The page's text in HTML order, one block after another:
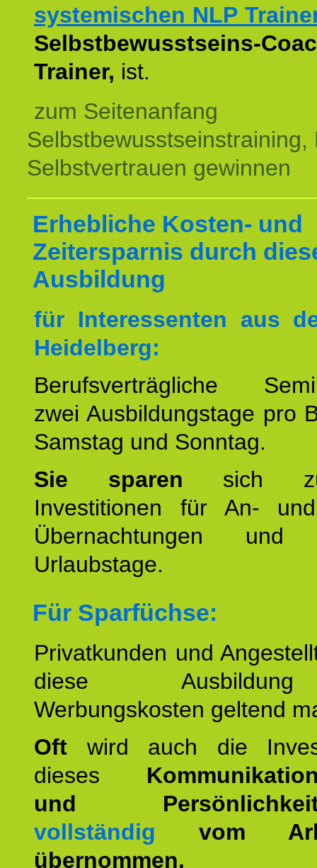
systemischen NLP
Selbstbewusstseins-
Trainer, ist.
zum Seitenanfang
Selbstbewusstseinstraining,
Selbstvertrauen gewinnen
Erhebliche Kosten- und
Zeitersparnis durch
Ausbildung
für Interessenten aus
Heidelberg:
Berufsverträgliche
zwei Ausbildungstage pro
Samstag und Sonntag.
Sie sparen sich
Investitionen für An-
Übernachtungen und
Urlaubstage.
Für Sparfüchse:
Privatkunden und
diese
Werbungskosten geltend
Oft wird auch die
dieses
und
vollständig vom
übernommen.